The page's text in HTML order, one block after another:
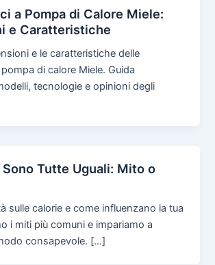
a Pompa di Calore Miele:
e Caratteristiche
e le caratteristiche delle
di calore Miele. Guida
tecnologie e opinioni degli
Sono Tutte Uguali: Mito o
sulle calorie e come influenzano la tua
i miti più comuni e impariamo a
consapevole. […]